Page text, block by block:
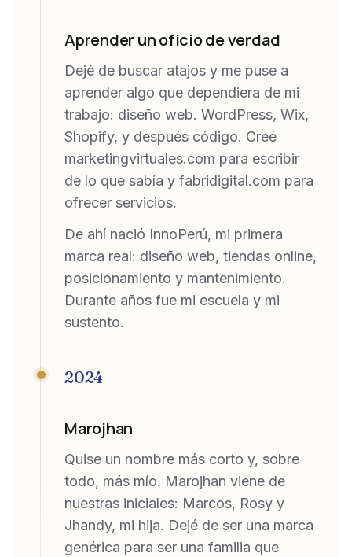
Aprender un oficio de verdad
Dejé de buscar atajos y me puse a
aprender algo que dependiera de mi
trabajo: diseño web. WordPress, Wix,
Shopify, y después código. Creé
marketingvirtuales.com para escribir
de lo que sabía y fabridigital.com para
ofrecer servicios.
De ahí nació InnoPerú, mi primera
marca real: diseño web, tiendas online,
posicionamiento y mantenimiento.
Durante años fue mi escuela y mi
sustento.
2024
Marojhan
Quise un nombre más corto y, sobre
todo, más mío. Marojhan viene de
nuestras iniciales: Marcos, Rosy y
Jhandy, mi hija. Dejé de ser una marca
genérica para ser una familia que